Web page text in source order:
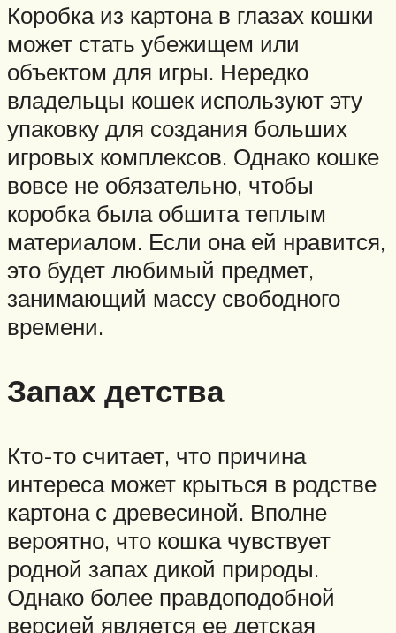
Коробка из картона в глазах кошки
может стать убежищем или
объектом для игры. Нередко
владельцы кошек используют эту
упаковку для создания больших
игровых комплексов. Однако кошке
вовсе не обязательно, чтобы
коробка была обшита теплым
материалом. Если она ей нравится,
это будет любимый предмет,
занимающий массу свободного
времени.
Запах детства
Кто-то считает, что причина
интереса может крыться в родстве
картона с древесиной. Вполне
вероятно, что кошка чувствует
родной запах дикой природы.
Однако более правдоподобной
версией является ее детская